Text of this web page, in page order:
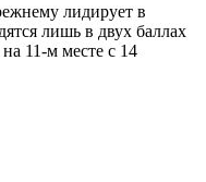
лидирует в
лишь в двух баллах
11-м месте с 14